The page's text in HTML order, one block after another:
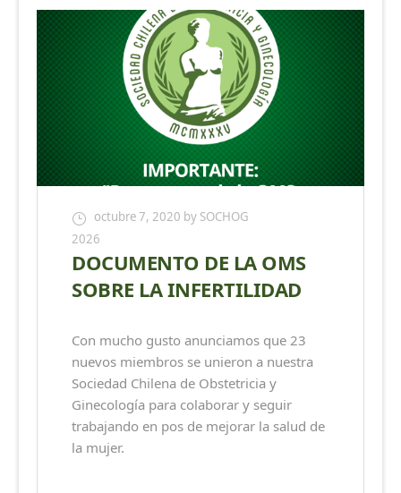
octubre 7, 2020 by SOCHOG
2026
DOCUMENTO DE LA OMS
SOBRE LA INFERTILIDAD
Con mucho gusto anunciamos que 23
nuevos miembros se unieron a nuestra
Sociedad Chilena de Obstetricia y
Ginecología para colaborar y seguir
trabajando en pos de mejorar la salud de
la mujer.